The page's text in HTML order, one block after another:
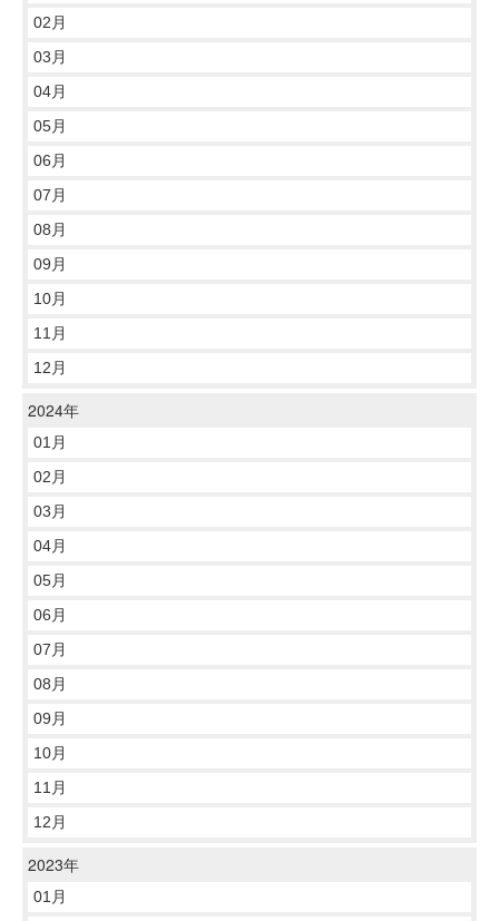
02月
03月
04月
05月
06月
07月
08月
09月
10月
11月
12月
2024年
01月
02月
03月
04月
05月
06月
07月
08月
09月
10月
11月
12月
2023年
01月